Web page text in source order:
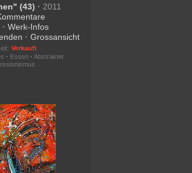
(43) · 2011
· Werk-Infos
· Grossansicht
Verkauft
· Essen · Abstrakter